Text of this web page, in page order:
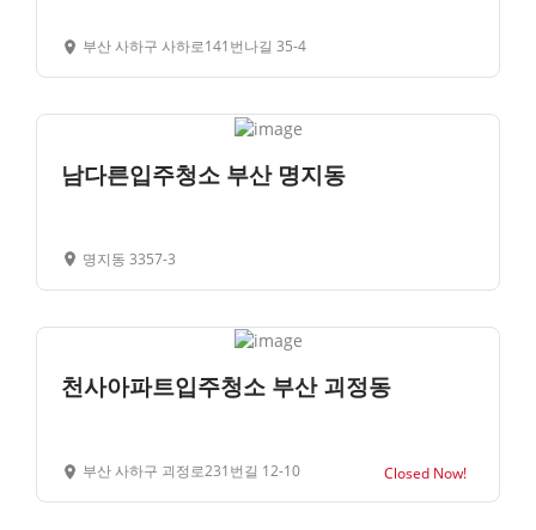
부산 사하구 사하로141번나길 35-4
남다른입주청소 부산 명지동
명지동 3357-3
천사아파트입주청소 부산 괴정동
부산 사하구 괴정로231번길 12-10 Closed Now!